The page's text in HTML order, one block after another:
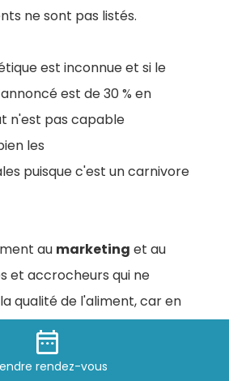
ne sont pas listés.
est inconnue et si le
est de 30 % en
n'est pas capable
les
puisque c'est un carnivore
au marketing et au
et accrocheurs qui ne
qualité de l'aliment, car en
sont trompeurs.
des subterfuges pour
date_range
rendez-vous